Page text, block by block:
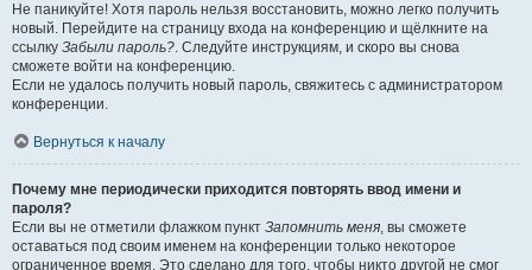
Не паникуйте! Хотя пароль нельзя восстановить, можно легко получить
новый. Перейдите на страницу входа на конференцию и щёлкните на
ссылку Забыли пароль?. Следуйте инструкциям, и скоро вы снова
сможете войти на конференцию.
Если не удалось получить новый пароль, свяжитесь с администратором
конференции.
Вернуться к началу
Почему мне периодически приходится повторять ввод имени и
пароля?
Если вы не отметили флажком пункт Запомнить меня, вы сможете
оставаться под своим именем на конференции только некоторое
ограниченное время. Это сделано для того, чтобы никто другой не смог